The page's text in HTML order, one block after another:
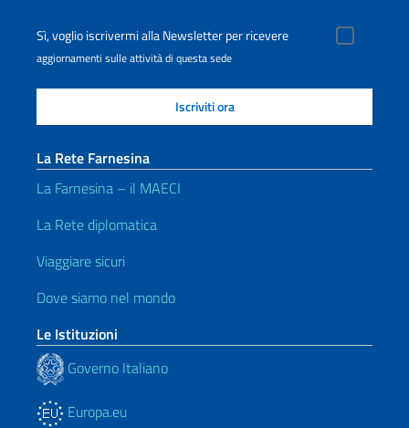
Sì, voglio iscrivermi alla Newsletter per ricevere
aggiornamenti sulle attività di questa sede
La Rete Farnesina
La Farnesina – il MAECI
La Rete diplomatica
Viaggiare sicuri
Dove siamo nel mondo
Le Istituzioni
Governo Italiano
Europa.eu